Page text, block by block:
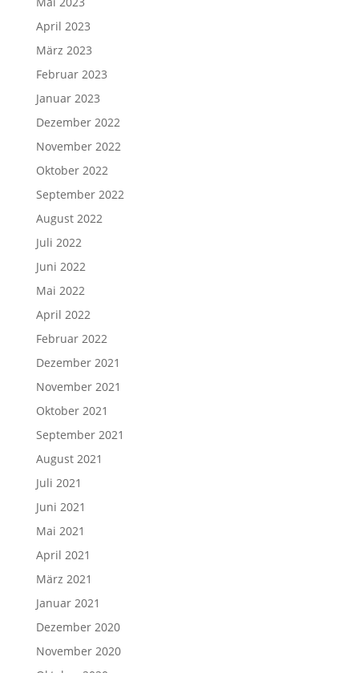
April 2023
März 2023
Februar 2023
Januar 2023
Dezember 2022
November 2022
Oktober 2022
September 2022
August 2022
Juli 2022
Juni 2022
Mai 2022
April 2022
Februar 2022
Dezember 2021
November 2021
Oktober 2021
September 2021
August 2021
Juli 2021
Juni 2021
Mai 2021
April 2021
März 2021
Januar 2021
Dezember 2020
November 2020